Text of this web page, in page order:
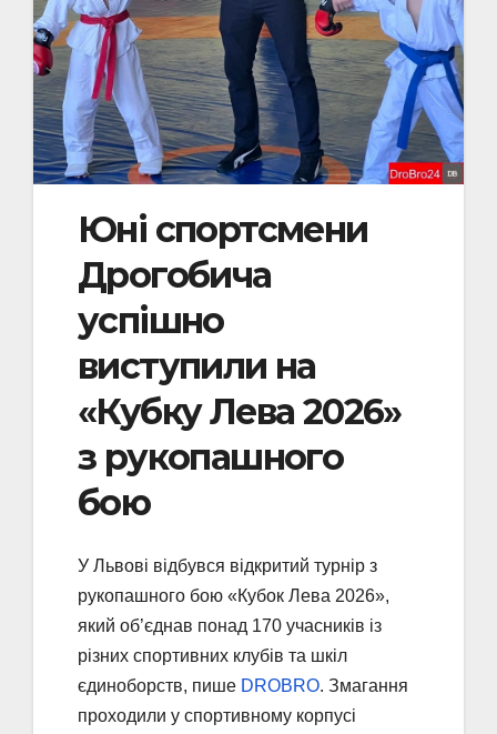
Юні спортсмени
Дрогобича
успішно
виступили на
«Кубку Лева 2026»
з рукопашного
бою
У Львові відбувся відкритий турнір з
рукопашного бою «Кубок Лева 2026»,
який об’єднав понад 170 учасників із
різних спортивних клубів та шкіл
єдиноборств, пише DROBRO. Змагання
проходили у спортивному корпусі